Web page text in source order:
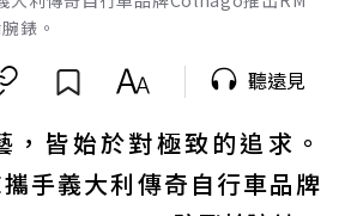
錶。
聽遠見
，皆始於對極致的追求。
攜手義大利傳奇自行車品牌